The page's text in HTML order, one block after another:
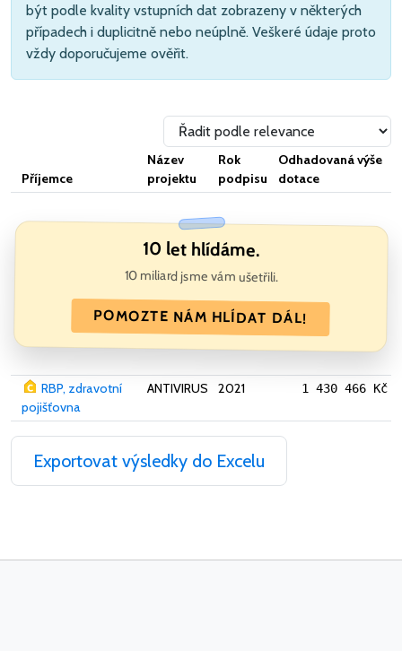
být podle kvality vstupních dat zobrazeny v některých
případech i duplicitně nebo neúplně. Veškeré údaje proto
vždy doporučujeme ověřit.
Příjemce
Název
projektu
Rok
podpisu
Odhadovaná výše
dotace
10 let hlídáme.
10 miliard jsme vám ušetřili.
POMOZTE NÁM HLÍDAT DÁL!
RBP, zdravotní
pojišťovna
ANTIVIRUS 2021 1 430 466 Kč
Exportovat výsledky do Excelu